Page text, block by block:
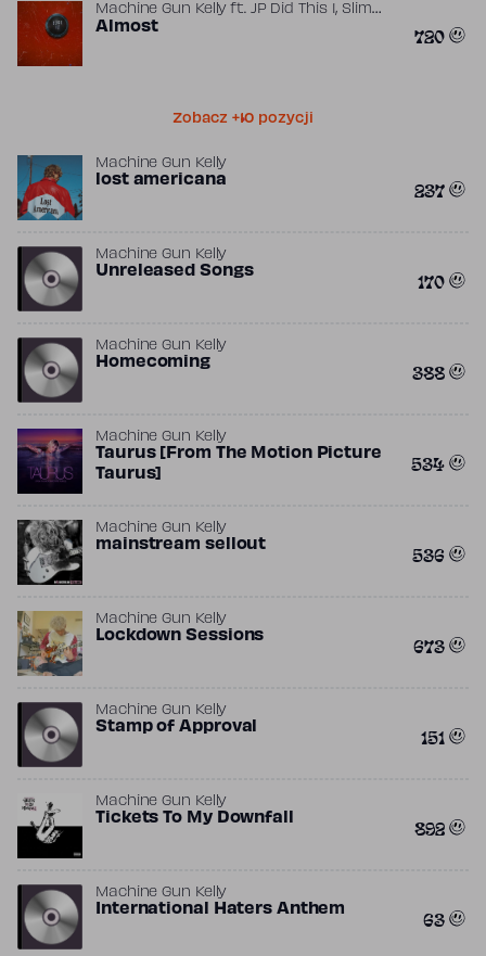
Machine Gun Kellyft. JP Did This 1, Slim
Gudz
Almost 720
Zobacz +10 pozycji
Machine Gun Kelly
lost americana 237
Machine Gun Kelly
Unreleased Songs 170
Machine Gun Kelly
Homecoming 388
Machine Gun Kelly
Taurus [From The Motion Picture
Taurus]
534
Machine Gun Kelly
mainstream sellout 536
Machine Gun Kelly
Lockdown Sessions 673
Machine Gun Kelly
Stamp of Approval 151
Machine Gun Kelly
Tickets To My Downfall 892
Machine Gun Kelly
International Haters Anthem 63